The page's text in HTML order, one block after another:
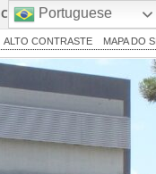
Canais
ALTO CONTRASTE MAPA DO
Portuguese